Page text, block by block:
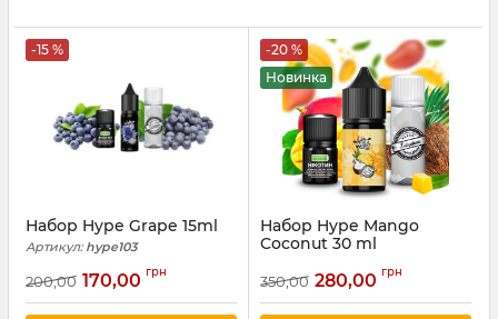
-15 %
Набор Hype Grape 15ml
Артикул:hype103
200,00 170,00 грн
-20 %
Новинка
Набор Hype Mango
Coconut 30 ml
350,00 280,00 грн